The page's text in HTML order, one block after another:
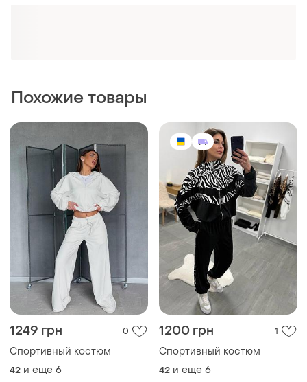
Похожие товары
1249 грн 0
Спортивный костюм
42 и еще 6
1200 грн 1
Спортивный костюм
42 и еще 6